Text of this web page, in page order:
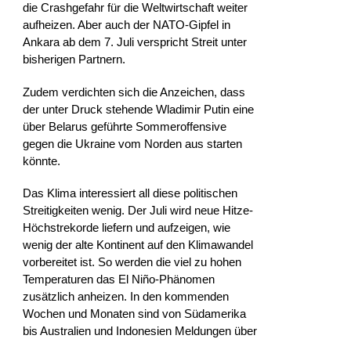
die Crashgefahr für die Weltwirtschaft weiter
aufheizen. Aber auch der NATO-Gipfel in
Ankara ab dem 7. Juli verspricht Streit unter
bisherigen Partnern.
Zudem verdichten sich die Anzeichen, dass
der unter Druck stehende Wladimir Putin eine
über Belarus geführte Sommeroffensive
gegen die Ukraine vom Norden aus starten
könnte.
Das Klima interessiert all diese politischen
Streitigkeiten wenig. Der Juli wird neue Hitze-
Höchstrekorde liefern und aufzeigen, wie
wenig der alte Kontinent auf den Klimawandel
vorbereitet ist. So werden die viel zu hohen
Temperaturen das El Niño-Phänomen
zusätzlich anheizen. In den kommenden
Wochen und Monaten sind von Südamerika
bis Australien und Indonesien Meldungen über